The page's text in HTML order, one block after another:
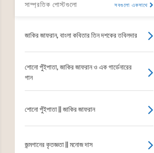
সাম্প্রতিক পোস্টগুলো সবগুলো একসাথে
জাকির জাফরান, বাংলা কবিতার তিন দশকের তবিলদার
শোনো পুঁইপাতা, জাকির জাফরান ও এক গার্ডেনারের
গান
শোনো পুঁইপাতা || জাকির জাফরান
জন্মগানের কৃতজ্ঞতা || মনোজ দাস